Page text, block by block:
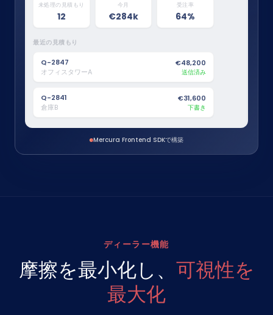
未処理の見積もり
12
今月
€284k
受注率
64%
最近の見積もり
Q-2847
オフィスタワーA
€48,200
送信済み
Q-2841
倉庫B
€31,600
下書き
風量
4,200 m³/h
熱回収
制御システム
BMS連携
€24,850
見積PDFを生成
Q-2847
オフィスタワーA
6月12日
送信済み
Q-2839
Q-2831
小売店4
6月4日
Mercura Frontend SDKで構築
ディーラー機能
摩擦を最小化し、 可視性を
最大化